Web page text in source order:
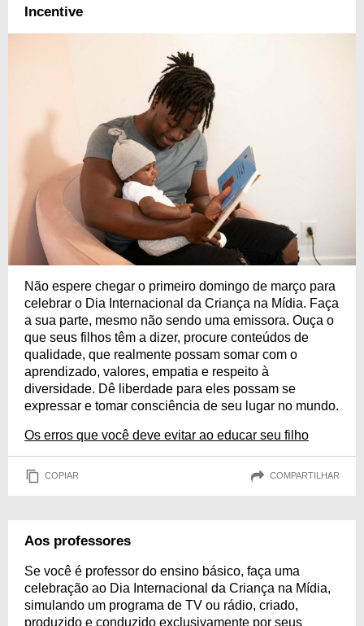
Incentive
Não espere chegar o primeiro domingo de março para
celebrar o Dia Internacional da Criança na Mídia. Faça
a sua parte, mesmo não sendo uma emissora. Ouça o
que seus filhos têm a dizer, procure conteúdos de
qualidade, que realmente possam somar com o
aprendizado, valores, empatia e respeito à
diversidade. Dê liberdade para eles possam se
expressar e tomar consciência de seu lugar no mundo.
Os erros que você deve evitar ao educar seu filho
COPIAR COMPARTILHAR
Aos professores
Se você é professor do ensino básico, faça uma
celebração ao Dia Internacional da Criança na Mídia,
simulando um programa de TV ou rádio, criado,
produzido e conduzido exclusivamente por seus